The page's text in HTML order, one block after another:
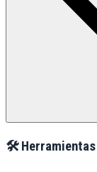
🛠️